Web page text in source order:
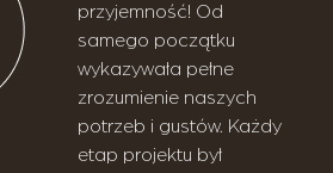
przyjemność! Od
samego początku
wykazywała pełne
zrozumienie naszych
potrzeb i gustów. Każdy
etap projektu był